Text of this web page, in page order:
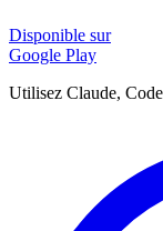
Disponible sur
Google Play
Utilisez Claude,